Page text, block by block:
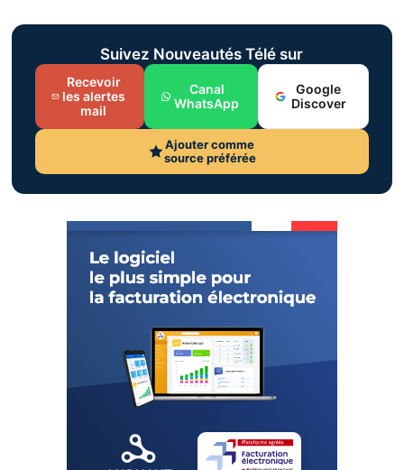
Suivez Nouveautés Télé sur
Recevoir
les alertes
mail
Canal
WhatsApp
Google
Discover
Ajouter comme
source préférée